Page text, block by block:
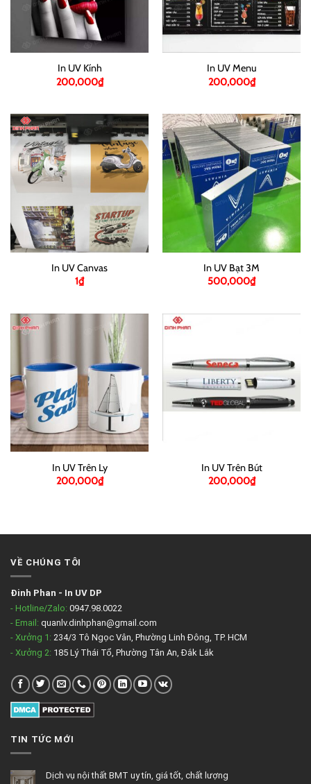
In UV Kính
200,000₫
In UV Menu
200,000₫
In UV Canvas
1₫
In UV Bạt 3M
500,000₫
In UV Trên Ly
200,000₫
In UV Trên Bút
200,000₫
VỀ CHÚNG TÔI
Đinh Phan - In UV DP
- Hotline/Zalo: 0947.98.0022
- Email: quanlv.dinhphan@gmail.com
- Xưởng 1: 234/3 Tô Ngọc Vân, Phường Linh Đông, TP. HCM
- Xưởng 2: 185 Lý Thái Tổ, Phường Tân An, Đắk Lắk
TIN TỨC MỚI
Dịch vụ nội thất BMT uy tín, giá tốt, chất lượng